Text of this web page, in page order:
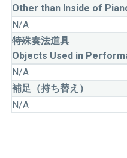
Other than Inside of
N/A
特殊奏法道具
Objects Used in
N/A
補足（持ち替え）
N/A